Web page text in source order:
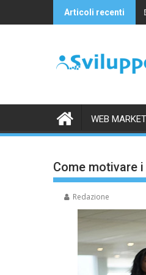
to
Articoli recenti
WEB
Come motivare
Redazione